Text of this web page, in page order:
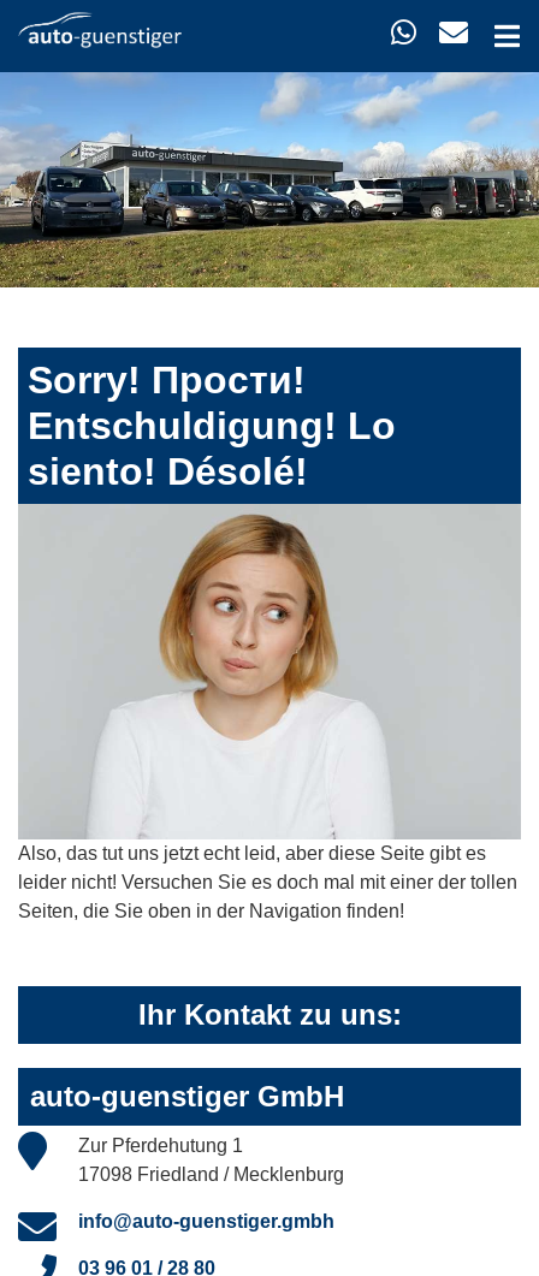
Sorry! Прости!
Entschuldigung! Lo
siento! Désolé!
Also, das tut uns jetzt echt leid, aber diese Seite gibt es
leider nicht! Versuchen Sie es doch mal mit einer der tollen
Seiten, die Sie oben in der Navigation finden!
Ihr Kontakt zu uns:
auto-guenstiger GmbH
Zur Pferdehutung 1
17098 Friedland / Mecklenburg
info@auto-guenstiger.gmbh
03 96 01 / 28 80